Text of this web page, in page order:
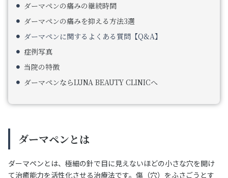
ダーマペンの痛みの継続時間
ダーマペンの痛みを抑える方法3選
ダーマペンに関するよくある質問【Q&A】
症例写真
当院の特徴
ダーマペンならLUNA BEAUTY CLINICへ
ダーマペンとは
ダーマペンとは、極細の針で目に見えないほどの小さな穴を開け
て治癒能力を活性化させる治療法です。傷（穴）をふさごうとす